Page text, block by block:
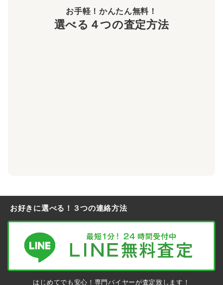
2ジップ ウォレット
クロスボールボタン
～110,000円買取
1スナップ ウォレット
クロスボールボタン
クロムハーツの財布の中でも使いやすさに定評があるコンパク
トな二つ折りタイプ。アクセントにもなっているクロスボール
お好きに選べる！３つの連絡方法